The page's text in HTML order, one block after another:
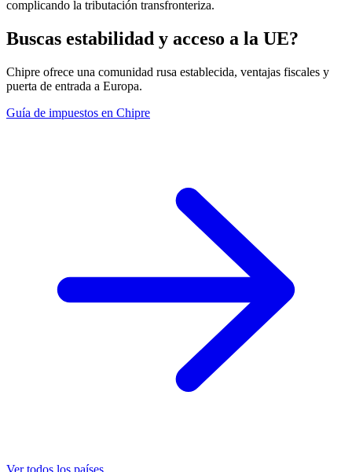
complicando la tributación transfronteriza.
Buscas estabilidad y acceso a la UE?
Chipre ofrece una comunidad rusa establecida, ventajas fiscales y
puerta de entrada a Europa.
Guía de impuestos en Chipre